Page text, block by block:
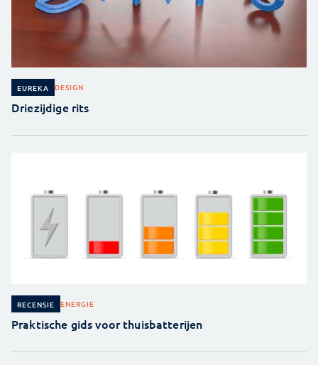
EUREKA DESIGN
Driezijdige rits
RECENSIE ENERGIE
Praktische gids voor thuisbatterijen